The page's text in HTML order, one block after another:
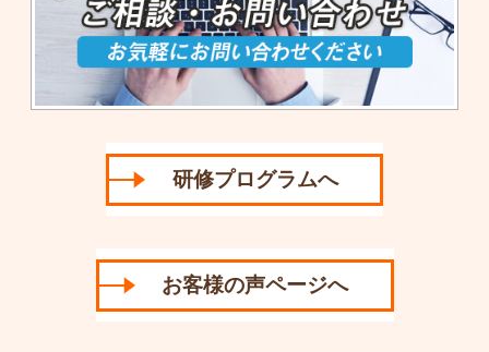
研修プログラムへ
お客様の声ページへ